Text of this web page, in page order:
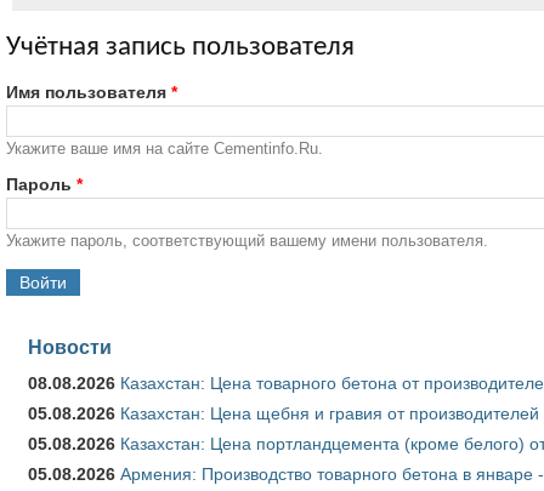
Учётная запись пользователя
Имя пользователя *
Укажите ваше имя на сайте Cementinfo.Ru.
Пароль *
Укажите пароль, соответствующий вашему имени пользователя.
Новости
08.08.2026 Казахстан: Цена товарного бетона от
05.08.2026 Казахстан: Цена щебня и гравия от
05.08.2026 Казахстан: Цена портландцемента (кроме белого)
05.08.2026 Армения: Производство товарного бетона в январе